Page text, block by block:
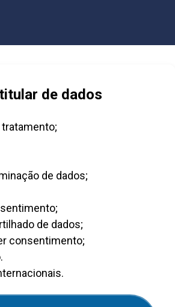
de dados
de dados;
de dados;
consentimento;